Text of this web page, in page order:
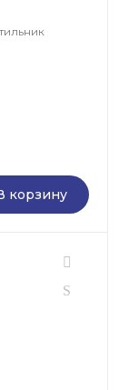
корзину